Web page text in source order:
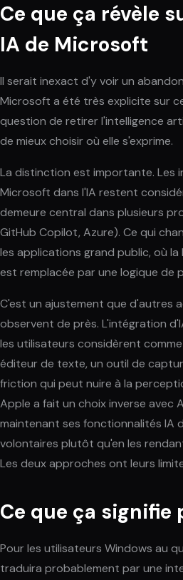
Ce que ça révèle
IA de Microsoft
Il serait inexact d'y voir un
Microsoft a été très explicite sur
question de retirer l'intelligence
de mieux choisir où elle s'exprime.
La distinction est importante. Les
Microsoft dans l'IA restent
demeure central dans plusieurs
GitHub Copilot, Azure). Ce qui
les applications grand public, où
est remplacée par une logique de
C'est un ajustement que d'autres
observent de près. L'intégration
les utilisateurs considèrent
éditeur de texte, un outil de
friction qui peut nuire à la
Apple a fait un choix inverse avec
maintenant ses fonctionnalités IA
volontaires plutôt qu'en les
Les deux approches ont leurs
Ce que ça signifie
Pour les utilisateurs Windows au
traduira probablement par une